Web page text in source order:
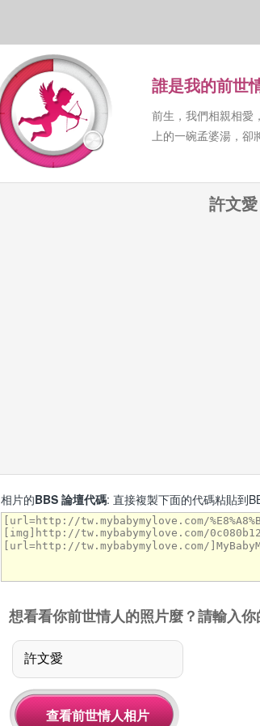
誰是我的前世
前生，我們相親相愛
上的一碗孟婆湯，卻
許文
相片的BBS 論壇代碼: 直接複製下面的代碼粘貼到
想看看你前世情人的照片麼？請輸入你